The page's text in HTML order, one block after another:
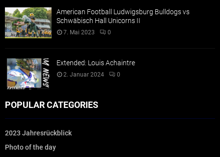
American Football Ludwigsburg Bulldogs vs
Schwäbisch Hall Unicorns II
7. Mai 2023 0
Extended: Louis Achaintre
2. Januar 2024 0
POPULAR CATEGORIES
2023 Jahresrückblick
Photo of the day